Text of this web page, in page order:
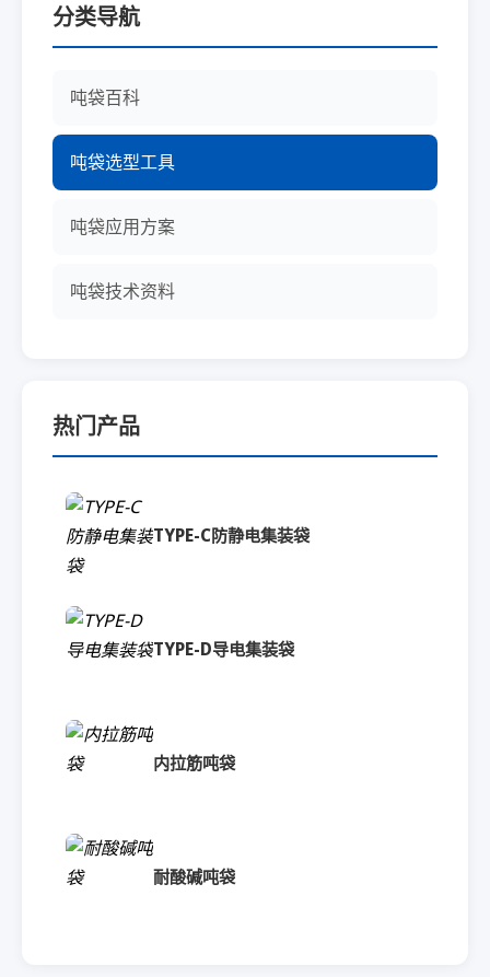
分类导航
吨袋百科
吨袋选型工具
吨袋应用方案
吨袋技术资料
热门产品
TYPE-C防静电集装袋
TYPE-D导电集装袋
内拉筋吨袋
耐酸碱吨袋